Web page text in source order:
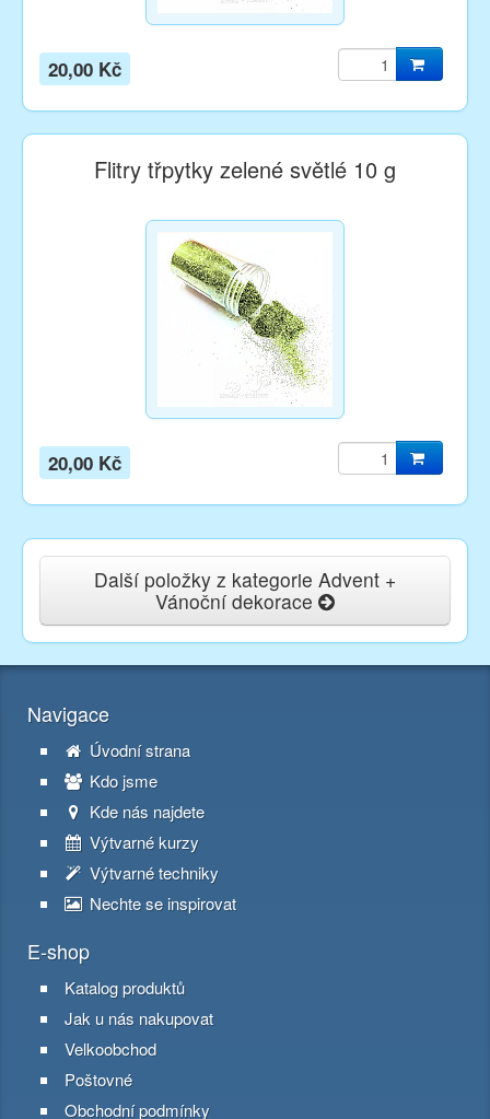
20,00 Kč
Flitry třpytky zelené světlé 10 g
20,00 Kč
Další položky z kategorie Advent +
Vánoční dekorace
Navigace
Úvodní strana
Kdo jsme
Kde nás najdete
Výtvarné kurzy
Výtvarné techniky
Nechte se inspirovat
E-shop
Katalog produktů
Jak u nás nakupovat
Velkoobchod
Poštovné
Obchodní podmínky